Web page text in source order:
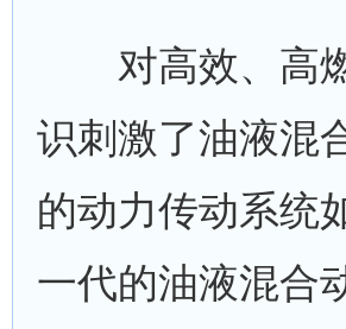
对高效、高燃
识刺激了油液混
的动力传动系统
一代的油液混合